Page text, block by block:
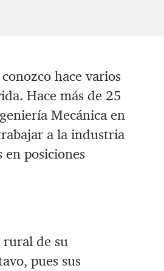
hace varios
Hace más de 25
Mecánica en
a la industria
posiciones
rural de su
pues sus